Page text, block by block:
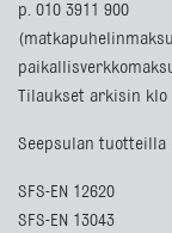
p. 010 3911 900
Tilaukset arkisin klo
Seepsulan
SFS-EN 12620
SFS-EN 13043